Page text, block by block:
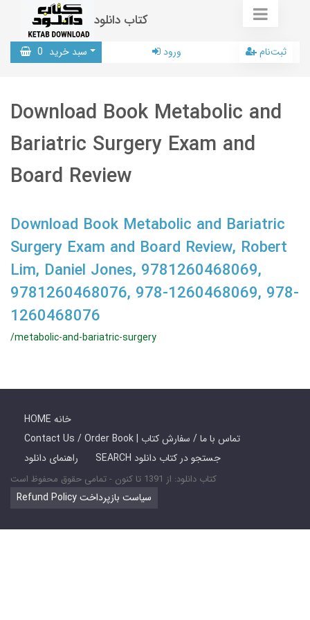
کتاب دانلود
سبد خرید 0 ورود ثبت‌نام
Download Book Metabolic and
Bariatric Surgery Exam and
Board Review
Download Book Metabolic and Bariatric
Surgery Exam and Board Review, Robert
Lim, Daniel Jones, 9781260468069,
9781260468076, 978-1260468069, 978-
1260468076
/metabolic-and-bariatric-surgery
HOME خانه
Contact Us / Order Book | تماس با ما / سفارش کتاب
راهنمای دانلود
SEARCH جستجو در کتاب دانلود
کتاب دانلود: از 1391 تا کنون - تمامی حقوق محفوظ است
Refund Policy سیاست بازپرداخت